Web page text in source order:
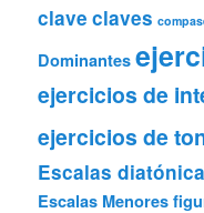
clave claves
Dominantes
ejercicios de
ejercicios de
Escalas
Escalas Menores